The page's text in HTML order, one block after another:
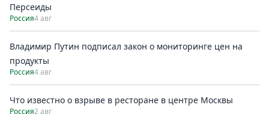
Персеиды
Россия4 авг
Владимир Путин подписал закон о мониторинге цен на
продукты
Россия4 авг
Что известно о взрыве в ресторане в центре Москвы
Россия2 авг